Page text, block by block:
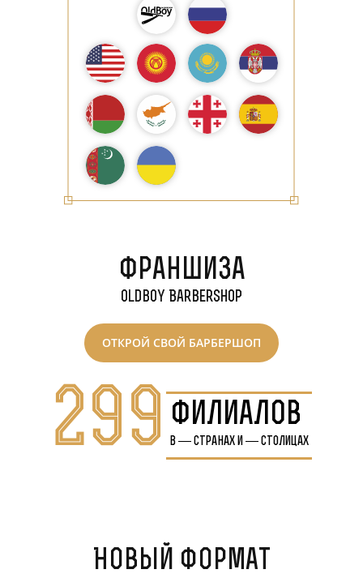
Франшиза
Oldboy Barbershop
ОТКРОЙ СВОЙ БАРБЕРШОП
299 филиалов
в—странах и—столицах
Новый формат